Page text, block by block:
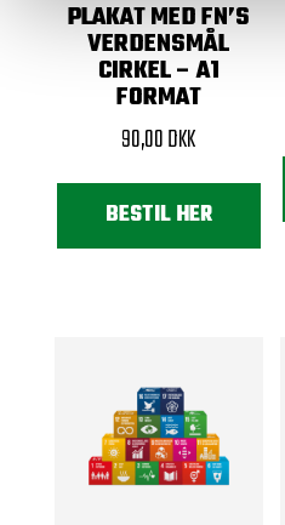
PLAKAT MED FN’S
VERDENSMÅL
CIRKEL – A1
FORMAT
90,00DKK
BESTIL HER